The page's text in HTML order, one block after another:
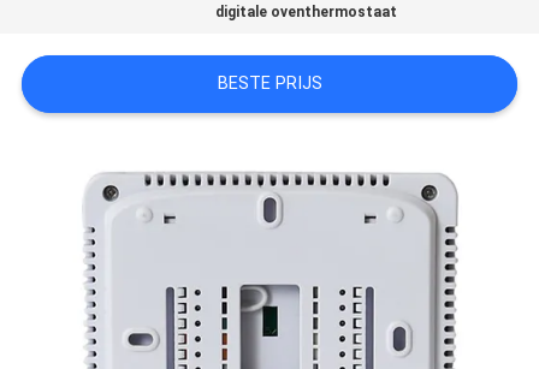
PRIVACY
digitale oventhermostaat
BESTE PRIJS